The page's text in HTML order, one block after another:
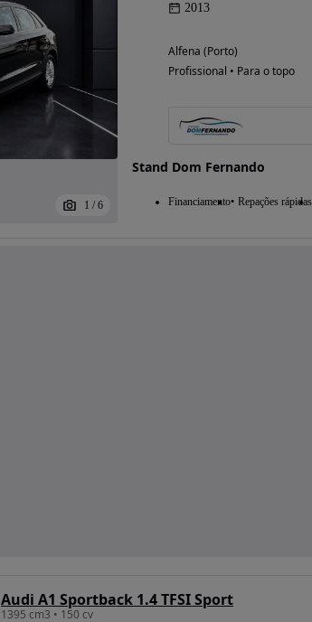
1 / 6
2013
Alfena (Porto)
Profissional • Para o topo
Stand Dom Fernando
Financiamento Repações rápidas
Audi A1 Sportback 1.4 TFSI Sport
1395 cm3 • 150 cv